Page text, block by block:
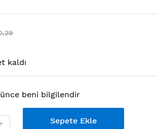
kaldı
beni bilgilendir
Sepete Ekle